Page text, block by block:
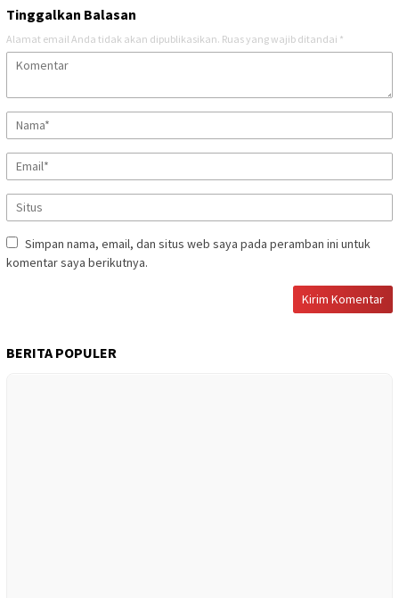
Tinggalkan Balasan
Alamat email Anda tidak akan dipublikasikan. Ruas yang wajib ditandai *
Simpan nama, email, dan situs web saya pada peramban ini untuk
komentar saya berikutnya.
BERITA POPULER